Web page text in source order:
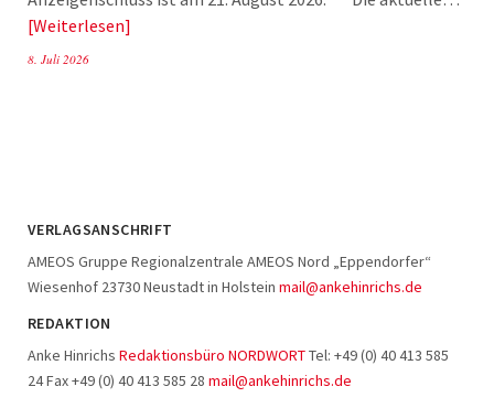
Weiterlesen
8. Juli 2026
VERLAGSANSCHRIFT
AMEOS Gruppe Regionalzentrale AMEOS Nord „Eppendorfer“
Wiesenhof 23730 Neustadt in Holstein mail@ankehinrichs.de
REDAKTION
Anke Hinrichs Redaktionsbüro NORDWORTTel: +49 (0) 40 413 585
24 Fax +49 (0) 40 413 585 28 mail@ankehinrichs.de